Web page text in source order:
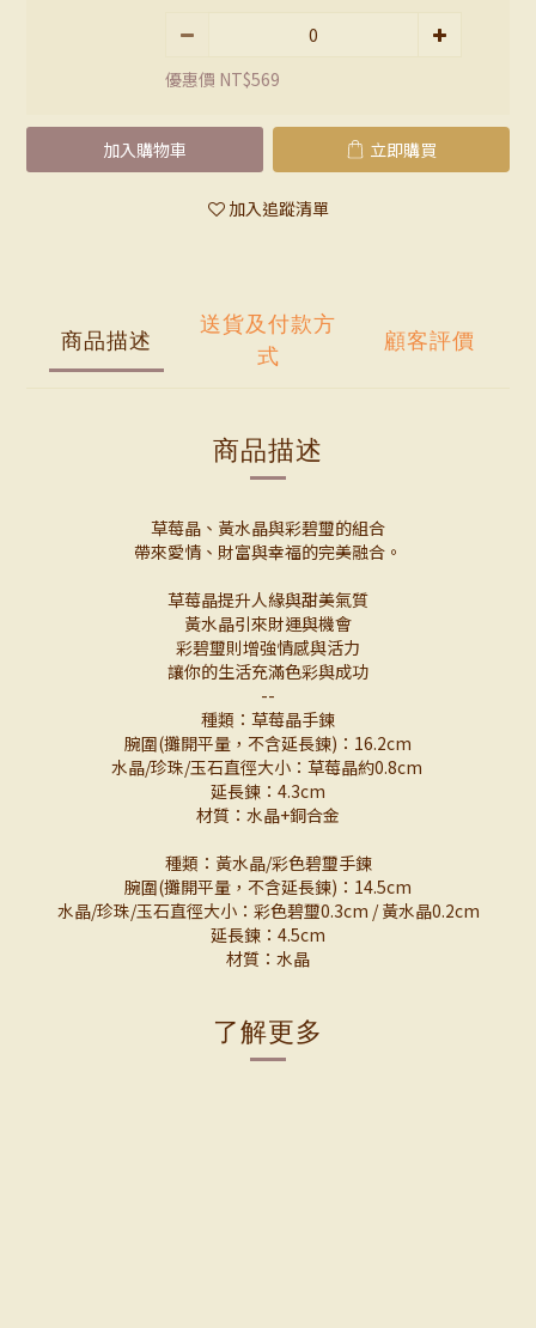
優惠價 NT$569
加入購物車 立即購買
加入追蹤清單
商品描述
送貨及付款方
式
顧客評價
商品描述
草莓晶、黃水晶與彩碧璽的組合
帶來愛情、財富與幸福的完美融合。
草莓晶提升人緣與甜美氣質
黃水晶引來財運與機會
彩碧璽則增強情感與活力
讓你的生活充滿色彩與成功
--
種類：草莓晶手鍊
腕圍(攤開平量，不含延長鍊)：16.2cm
水晶/珍珠/玉石直徑大小：草莓晶約0.8cm
延長鍊：4.3cm
材質：水晶+銅合金
種類：黃水晶/彩色碧璽手鍊
腕圍(攤開平量，不含延長鍊)：14.5cm
水晶/珍珠/玉石直徑大小：彩色碧璽0.3cm / 黃水晶0.2cm
延長鍊：4.5cm
材質：水晶
了解更多